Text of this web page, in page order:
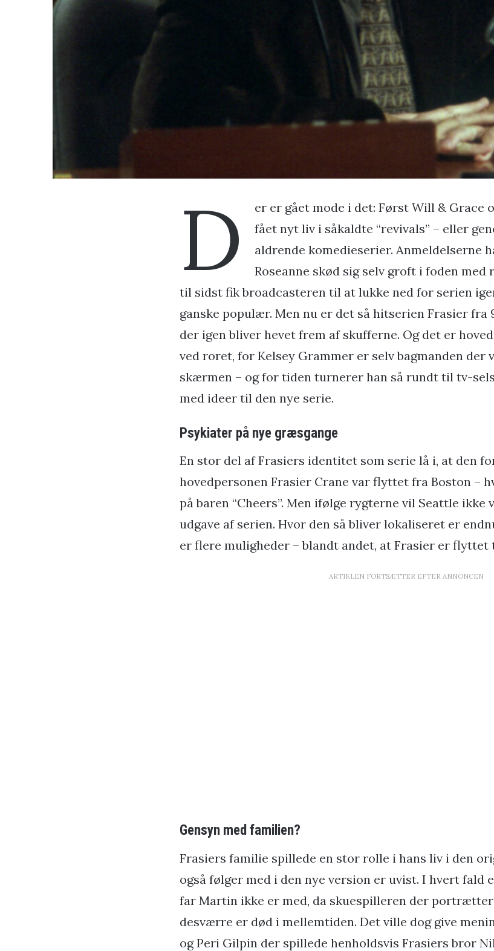
D
er er gået mode i det: Først Will & Grace
fået nyt liv i såkaldte “revivals” – eller
aldrende komedieserier. Anmeldelserne
Roseanne skød sig selv groft i foden
til sidst fik broadcasteren til at lukke ned for serien
ganske populær. Men nu er det så hitserien Frasier fra
der igen bliver hevet frem af skufferne. Og det er
ved roret, for Kelsey Grammer er selv bagmanden der
skærmen – og for tiden turnerer han så rundt til tv-
med ideer til den nye serie.
Psykiater på nye græsgange
En stor del af Frasiers identitet som serie lå i, at den
hovedpersonen Frasier Crane var flyttet fra Boston –
på baren “Cheers”. Men ifølge rygterne vil Seattle
udgave af serien. Hvor den så bliver lokaliseret er
er flere muligheder – blandt andet, at Frasier er flyttet
ARTIKLEN FORTSÆTTER EFTER ANNONCEN
Gensyn med familien?
Frasiers familie spillede en stor rolle i hans liv i den
også følger med i den nye version er uvist. I hvert fald
far Martin ikke er med, da skuespilleren der
desværre er død i mellemtiden. Det ville dog give
og Peri Gilpin der spillede henholdsvis Frasiers bror